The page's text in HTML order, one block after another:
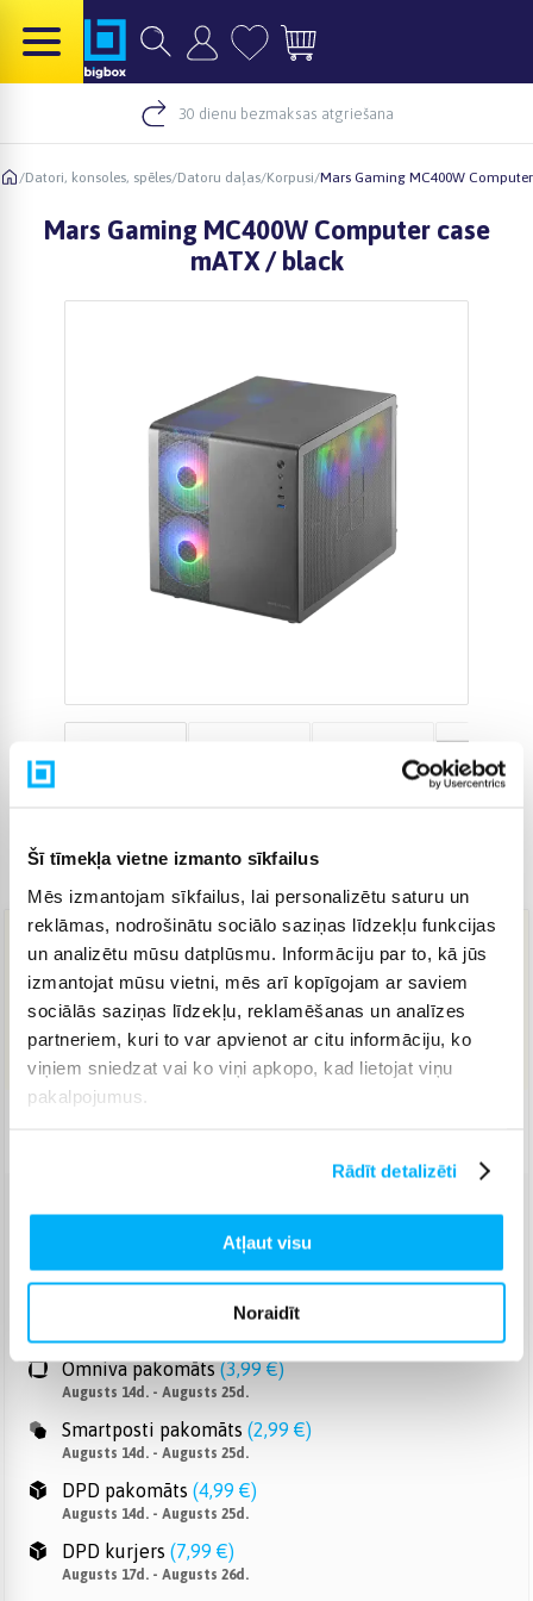
Šī tīmekļa vietne izmanto sīkfailus
Mēs izmantojam sīkfailus, lai personalizētu saturu un
reklāmas, nodrošinātu sociālo saziņas līdzekļu funkcijas
un analizētu mūsu datplūsmu. Informāciju par to, kā jūs
izmantojat mūsu vietni, mēs arī kopīgojam ar saviem
sociālās saziņas līdzekļu, reklamēšanas un analīzes
partneriem, kuri to var apvienot ar citu informāciju, ko
viņiem sniedzat vai ko viņi apkopo, kad lietojat viņu
pakalpojumus.
Rādīt detalizēti
Atļaut visu
Noraidīt
30 dienu bezmaksas atgriešana
/Datori, konsoles, spēles/Datoru daļas/Korpusi/Mars Gaming MC400W
Mars Gaming MC400W Computer case
mATX / black
59,50 €
IELIKT GROZĀ
Augusts 14d. - Augusts 25d.
Venipak Kurjers (6,99 €)
Apmaksā pilnu summu skaidrā naudā piegādes brīdī.
Omniva pakomāts (3,99 €)
Augusts 14d. - Augusts 25d.
Smartposti pakomāts (2,99 €)
Augusts 14d. - Augusts 25d.
DPD pakomāts (4,99 €)
Augusts 14d. - Augusts 25d.
DPD kurjers (7,99 €)
Augusts 17d. - Augusts 26d.